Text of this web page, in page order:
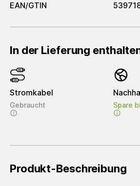
EAN/GTIN
In der Lieferung
Stromkabel
Gebraucht Spare
Produkt-Beschreibung